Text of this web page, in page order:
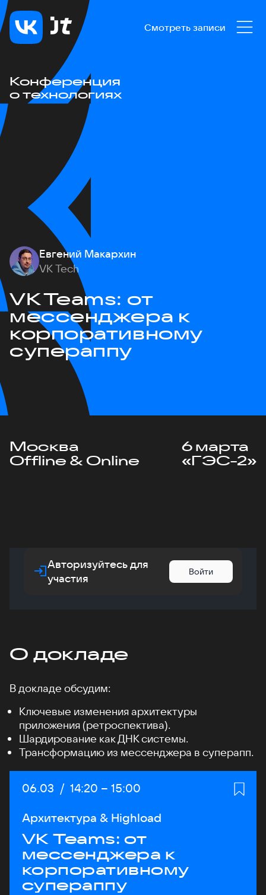
Смотреть записи
Конференция
о технологиях
Евгений Макархин
VK Tech
VK Teams: от
мессенджера к
корпоративному
супераппу
Москва
Offline & Online
6 марта
«ГЭС-2»
Авторизуйтесь для
участия
Войти
О докладе
В докладе обсудим:
Ключевые изменения архитектуры
приложения (ретроспектива).
Шардирование как ДНК системы.
Трансформацию из мессенджера в суперапп.
Дата:
06.03 / Начало:
14:20 – Конец:
15:00
Архитектура & Highload
VK Teams: от
мессенджера к
корпоративному
супераппу